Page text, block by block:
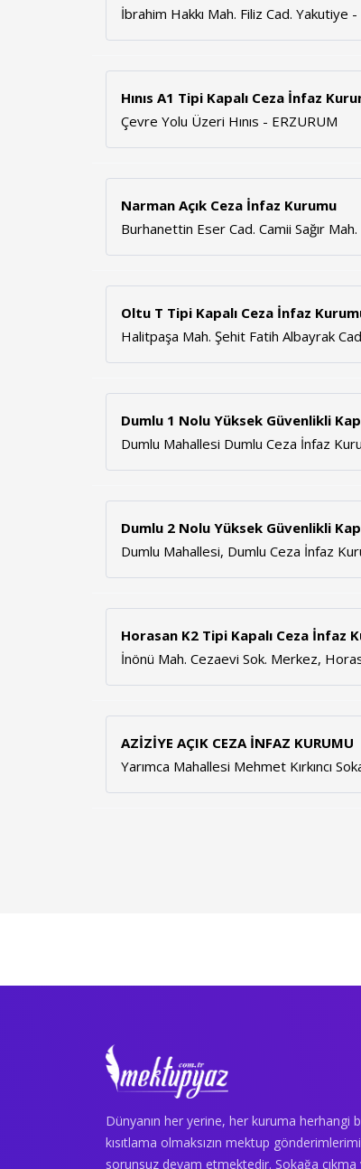
İbrahim Hakkı Mah. Filiz Cad. Yakutiye
Hınıs A1 Tipi Kapalı Ceza İnfaz
Çevre Yolu Üzeri Hınıs - ERZURUM
Narman Açık Ceza İnfaz Kurumu
Burhanettin Eser Cad. Camii Sağır
Oltu T Tipi Kapalı Ceza İnfaz
Halitpaşa Mah. Şehit Fatih Albayrak
Dumlu 1 Nolu Yüksek Güvenlikli
Dumlu Mahallesi Dumlu Ceza İnfaz
Dumlu 2 Nolu Yüksek Güvenlikli
Dumlu Mahallesi, Dumlu Ceza İnfaz
Horasan K2 Tipi Kapalı Ceza İnfaz
İnönü Mah. Cezaevi Sok. Merkez,
AZİZİYE AÇIK CEZA İNFAZ KURUMU
Yarımca Mahallesi Mehmet Kırkıncı
Dünyanın her yerine, her kuruma herhangi
kısıtlama olmaksızın mektup
sorunsuz devam etmektedir. Sokağa çıkma